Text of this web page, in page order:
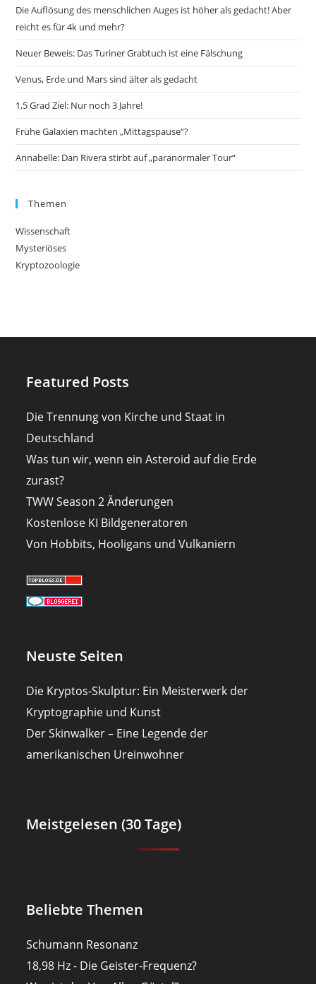
Die Auflösung des menschlichen Auges ist höher als gedacht! Aber
reicht es für 4k und mehr?
Neuer Beweis: Das Turiner Grabtuch ist eine Fälschung
Venus, Erde und Mars sind älter als gedacht
1,5 Grad Ziel: Nur noch 3 Jahre!
Frühe Galaxien machten „Mittagspause“?
Annabelle: Dan Rivera stirbt auf „paranormaler Tour“
Themen
Wissenschaft
Mysteriöses
Kryptozoologie
Featured Posts
Die Trennung von Kirche und Staat in
Deutschland
Was tun wir, wenn ein Asteroid auf die Erde
zurast?
TWW Season 2 Änderungen
Kostenlose KI Bildgeneratoren
Von Hobbits, Hooligans und Vulkaniern
Neuste Seiten
Die Kryptos-Skulptur: Ein Meisterwerk der
Kryptographie und Kunst
Der Skinwalker – Eine Legende der
amerikanischen Ureinwohner
Meistgelesen (30 Tage)
Beliebte Themen
Schumann Resonanz
18,98 Hz - Die Geister-Frequenz?